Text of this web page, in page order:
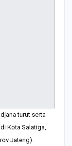
turut serta
Kota Salatiga,
Jateng).